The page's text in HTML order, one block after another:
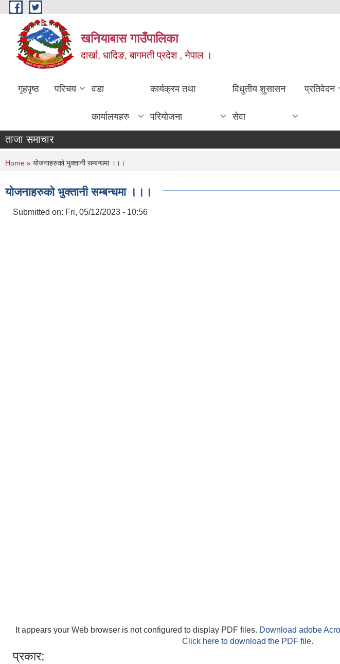
Skip to main content
खनियाबास गाउँपालिका
दार्खा, धादिङ, बागमती प्रदेश , नेपाल ।
गृहपृष्ठ परिचय वडा
कार्यालयहरु
कार्यक्रम तथा
परियोजना
विधुतीय शुसासन
सेवा
प्रतिवेदन
ताजा समाचार
You are here
Home » योजनाहरुको भुक्तानी सम्बन्धमा ।।।
योजनाहरुको भुक्तानी सम्बन्धमा ।।।
Submitted on: Fri, 05/12/2023 - 10:56
It appears your Web browser is not configured to display PDF files. Download adobe
Click here to download the PDF file.
प्रकार: